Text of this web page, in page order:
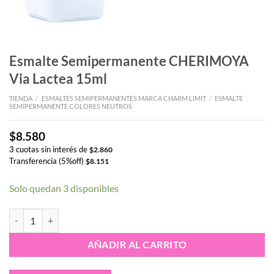
Esmalte Semipermanente CHERIMOYA
Via Lactea 15ml
TIENDA / ESMALTES SEMIPERMANENTES MARCA CHARM LIMIT / ESMALTE
SEMIPERMANENTE COLORES NEUTROS
$8.580
3 cuotas sin interés de $2.860
Transferencia (5%off) $8.151
Solo quedan 3 disponibles
AÑADIR AL CARRITO